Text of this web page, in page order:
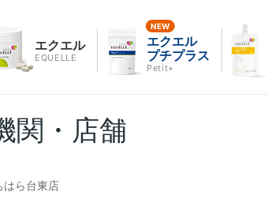
エクエル
EQUELLE
エクエル
プチプラス
Petit+
関・店舗
はら台東店